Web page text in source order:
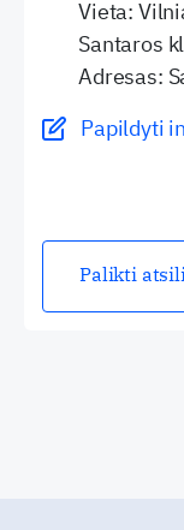
Vieta:
Santaros
Adresas:
Papildyti
Palikti